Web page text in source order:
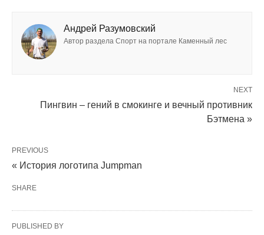
Андрей Разумовский
Автор раздела Спорт на портале Каменный лес
NEXT
Пингвин – гений в смокинге и вечный противник
Бэтмена »
PREVIOUS
« История логотипа Jumpman
SHARE
PUBLISHED BY